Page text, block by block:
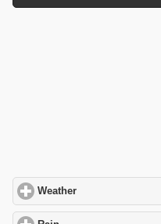
Weather